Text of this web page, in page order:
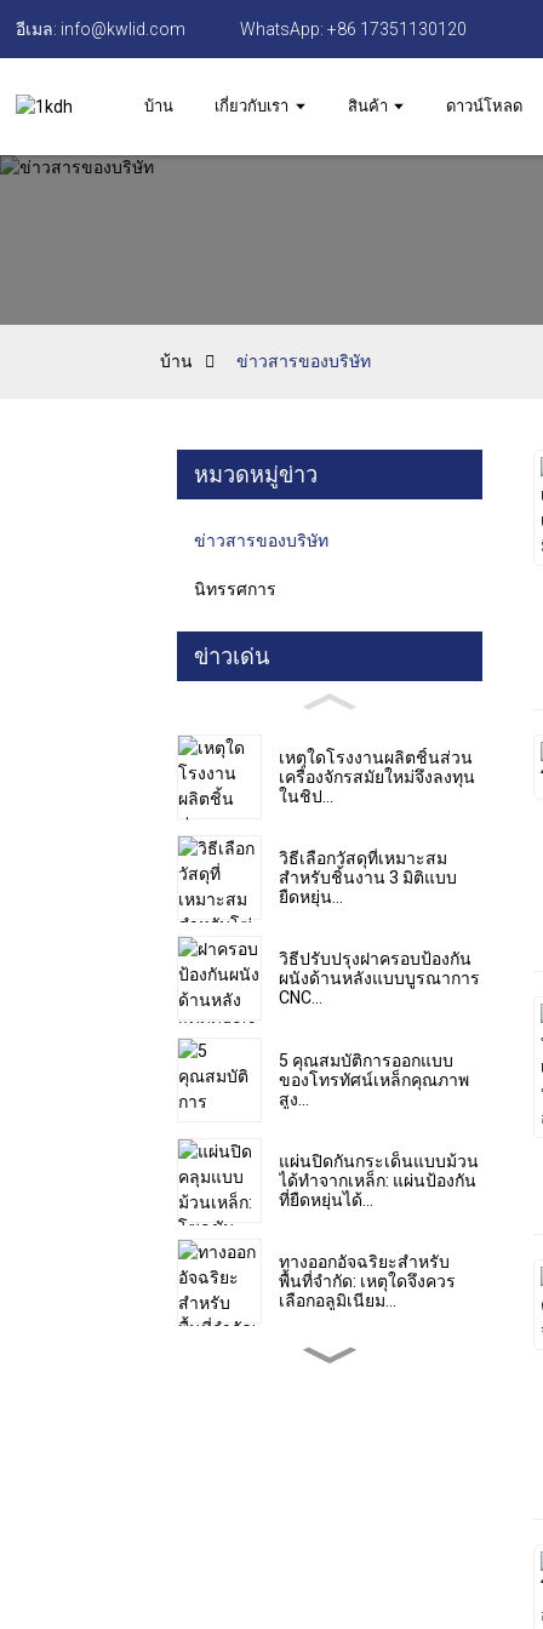
อีเมล: info@kwlid.com WhatsApp: +86 17351130120
บ้าน เกี่ยวกับเรา สินค้า ดาวน์โหลด
บ้าน ข่าวสารของบริษัท
หมวดหมู่ข่าว
ข่าวสารของบริษัท
นิทรรศการ
ข่าวเด่น
เหตุใดโรงงานผลิตชิ้นส่วน
เครื่องจักรสมัยใหม่จึงลงทุน
ในชิป...
วิธีเลือกวัสดุที่เหมาะสม
สำหรับชิ้นงาน 3 มิติแบบ
ยืดหยุ่น...
วิธีปรับปรุงฝาครอบป้องกัน
ผนังด้านหลังแบบบูรณาการ
CNC...
5 คุณสมบัติการออกแบบ
ของโทรทัศน์เหล็กคุณภาพ
สูง...
แผ่นปิดกันกระเด็นแบบม้วน
ได้ทำจากเหล็ก: แผ่นป้องกัน
ที่ยืดหยุ่นได้...
ทางออกอัจฉริยะสำหรับ
พื้นที่จำกัด: เหตุใดจึงควร
เลือกอลูมิเนียม...
5 คุณสมบัติหลักของปลอก